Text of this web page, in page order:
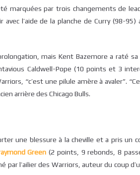
marquées par trois changements de
l’aide de la planche de Curry (98-95)
mais Kent Bazemore a raté
Caldwell-Pope (10 points et 3
“c’est une pilule amère à avaler”.
arrière des Chicago Bulls.
une blessure à la cheville et a pris un
Green (2 points, 9 rebonds, 8
par l’ailier des Warriors, auteur du coup